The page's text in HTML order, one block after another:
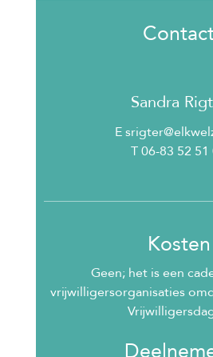
Sandra
E
T 06-83 52 51
Kosten
Geen; het is een
vrijwilligersorganisaties